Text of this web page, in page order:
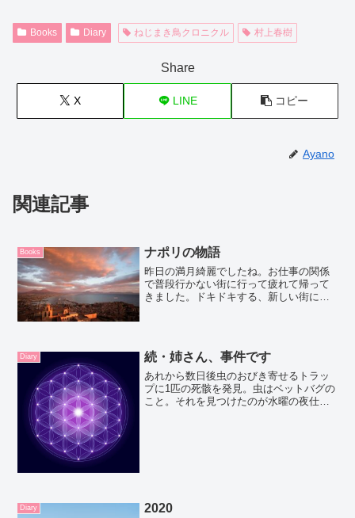
Books Diary ねじまき鳥クロニクル 村上春樹
Share
X LINE コピー
Ayano
関連記事
Books ナポリの物語
昨日の満月綺麗でしたね。お仕事の関係
で普段行かない街に行って疲れて帰って
きました。ドキドキする、新しい街に出
いもそうだし、本との...
Diary 続・姉さん、事件です
あれから数日後虫のおびき寄せるトラッ
プに1匹の死骸を発見。虫はベットバグの
こと。それを見つけたのが水曜の夜仕事
Diary 2020